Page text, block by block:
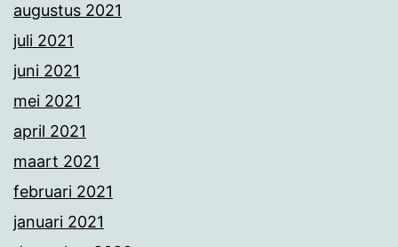
augustus 2021
juli 2021
juni 2021
mei 2021
april 2021
maart 2021
februari 2021
januari 2021